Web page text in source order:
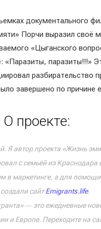
документального
Порчи выразил своё
«Цыганского
«Паразиты, паразиты!!!»
разбирательство
завершено по причине
О проекте:
Я автор проекта «Жизнь
с семьёй из Краснодара
в маркетинге, а для помощи
сайтEmigrants.life.
― это ежедневные
и Европе. Переходите на